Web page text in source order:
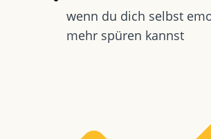
wenn du dich selbst
mehr spüren kannst